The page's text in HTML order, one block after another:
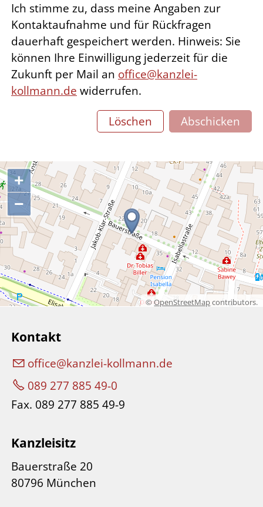
Ich stimme zu, dass meine Angaben zur
Kontaktaufnahme und für Rückfragen
dauerhaft gespeichert werden. Hinweis: Sie
können Ihre Einwilligung jederzeit für die
Zukunft per Mail an
ffc k nzl
-
k llm nn d
widerrufen.
Löschen
Abschicken
+
−
©OpenStreetMapcontributors.
Kontakt
ff c k nzl -k llm nn d
089 277 885 49-0
Fax. 089 277 885 49-9
Kanzleisitz
Bauerstraße 20
80796 München